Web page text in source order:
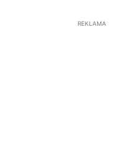
REKLAMA